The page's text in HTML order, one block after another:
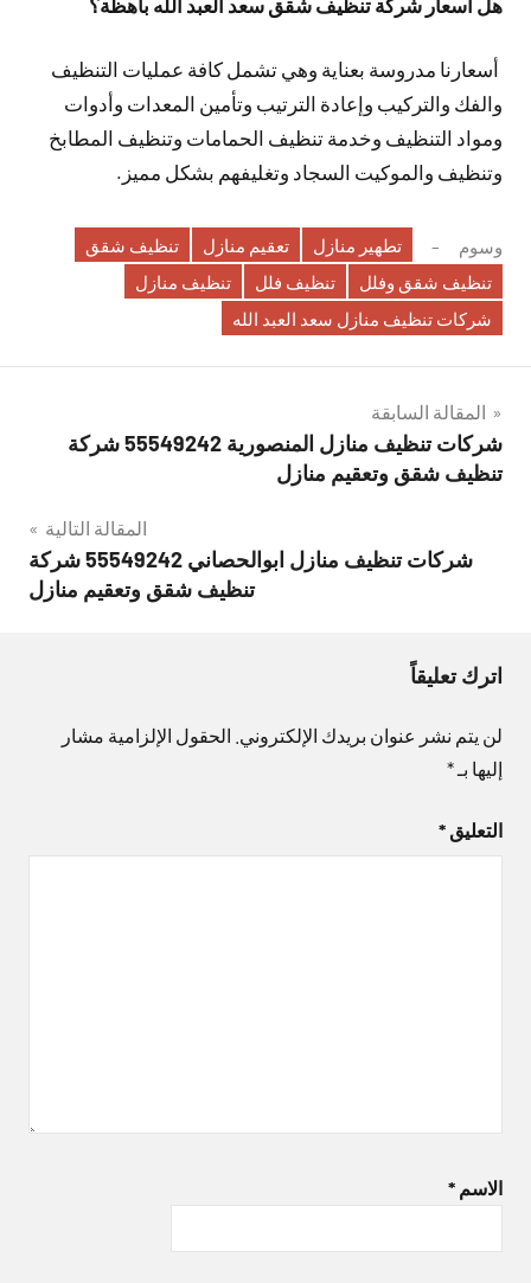
أسعارنا مدروسة بعناية وهي تشمل كافة عمليات التنظيف
والفك والتركيب وإعادة الترتيب وتأمين المعدات وأدوات
ومواد التنظيف وخدمة تنظيف الحمامات وتنظيف المطابخ
وتنظيف والموكيت السجاد وتغليفهم بشكل مميز.
وسوم تطهير منازل تعقيم منازل
تنظيف شقق
تنظيف شقق وفلل
تنظيف فلل
تنظيف منازل
شركات تنظيف منازل سعد العبد الله
تصفّح
المقالات
المقالة السابقة
شركات تنظيف منازل المنصورية 55549242 شركة
تنظيف شقق وتعقيم منازل
المقالة التالية
شركات تنظيف منازل ابوالحصاني 55549242 شركة
تنظيف شقق وتعقيم منازل
اترك تعليقاً
لن يتم نشر عنوان بريدك الإلكتروني. الحقول الإلزامية مشار
إليها بـ*
التعليق *
الاسم *